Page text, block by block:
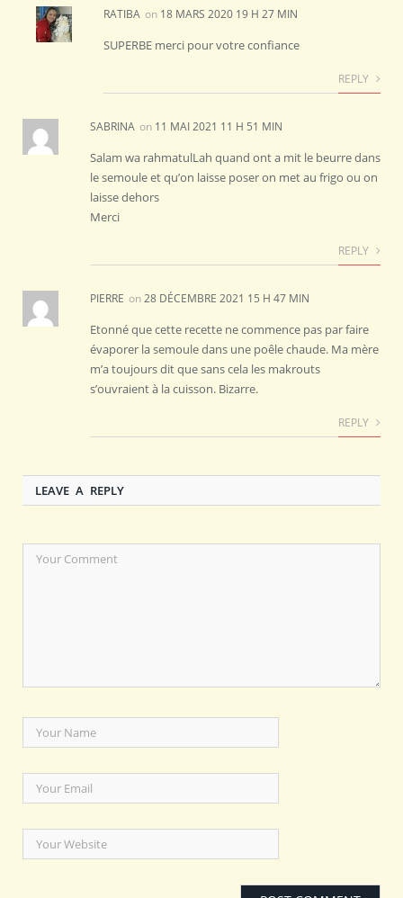
RATIBA on 18 MARS 2020 19 H 27 MIN
SUPERBE merci pour votre confiance
REPLY
SABRINA on 11 MAI 2021 11 H 51 MIN
Salam wa rahmatulLah quand ont a mit le beurre dans
le semoule et qu’on laisse poser on met au frigo ou on
laisse dehors
Merci
REPLY
PIERRE on28 DÉCEMBRE 2021 15 H 47 MIN
Etonné que cette recette ne commence pas par faire
évaporer la semoule dans une poêle chaude. Ma mère
m’a toujours dit que sans cela les makrouts
s’ouvraient à la cuisson. Bizarre.
REPLY
LEAVE A REPLY